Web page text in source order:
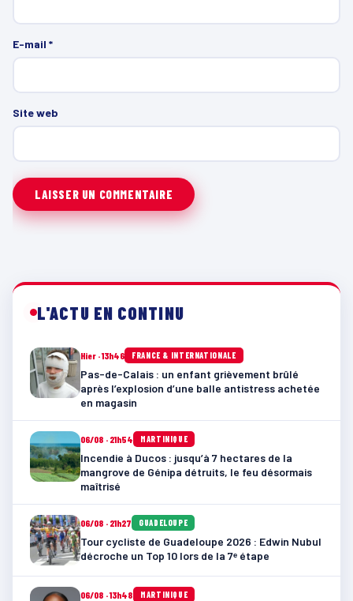
E-mail *
Site web
L'ACTU EN CONTINU
Hier · 13h46 FRANCE & INTERNATIONALE
Pas-de-Calais : un enfant grièvement brûlé
après l’explosion d’une balle antistress achetée
en magasin
06/08 · 21h54 MARTINIQUE
Incendie à Ducos : jusqu’à 7 hectares de la
mangrove de Génipa détruits, le feu désormais
maîtrisé
06/08 · 21h27 GUADELOUPE
Tour cycliste de Guadeloupe 2026 : Edwin Nubul
décroche un Top 10 lors de la 7ᵉ étape
06/08 · 13h48 MARTINIQUE